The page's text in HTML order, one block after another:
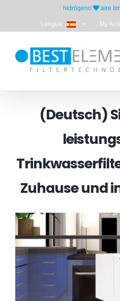
hidrógeno aire
Lengua: My
(Deutsch)
Zuhause und